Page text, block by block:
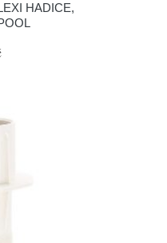
HADICE,